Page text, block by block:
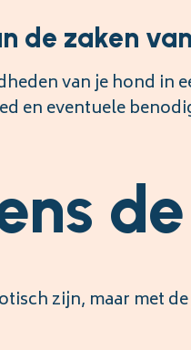
de zaken
van je hond in
en eventuele
zijn, maar met